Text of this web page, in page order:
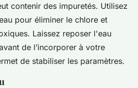
contenir des impuretés. Utilisez
pour éliminer le chlore et
Laissez reposer l'eau
de l’incorporer à votre
de stabiliser les paramètres.